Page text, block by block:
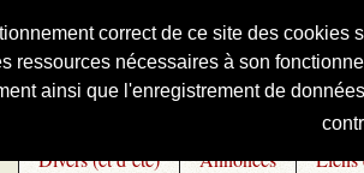
correct de ce site des
ressources nécessaires à son
ainsi que l'enregistrement de
Blog Officiel
Divers (et d’été) Annonces Liens